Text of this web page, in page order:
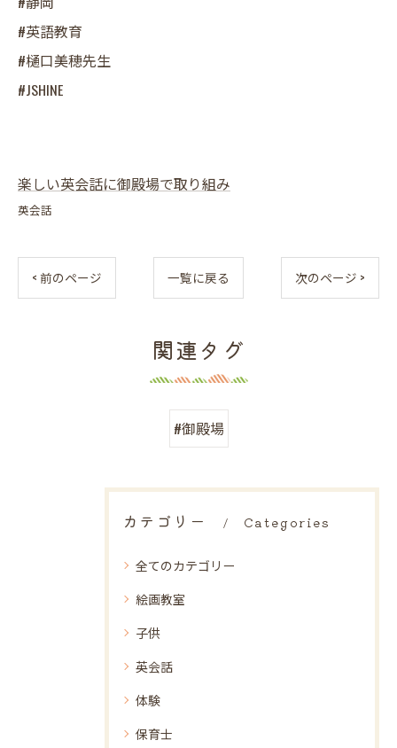
#英語教育
#樋口美穂先生
#JSHINE
楽しい英会話に御殿場で取り組み
英会話
< 前のページ 一覧に戻る 次のページ >
関連タグ
#御殿場
カテゴリー Categories
全てのカテゴリー
絵画教室
子供
英会話
体験
保育士